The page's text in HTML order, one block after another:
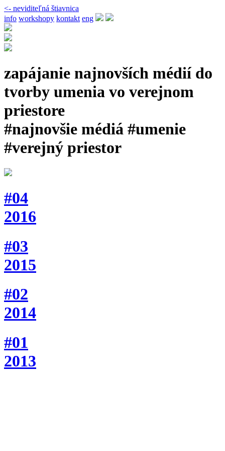
<- neviditeľná štiavnica
info workshopy kontakt eng
zapájanie najnovších médií do
tvorby umenia vo verejnom
priestore
#najnovšie médiá #umenie
#verejný priestor
#04
2016
#03
2015
#02
2014
#01
2013